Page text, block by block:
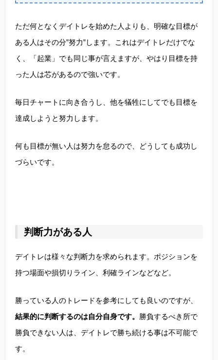
ただ何となくデイトレを始めた人よりも、明確な目標が
ある人はその分”努力”します。これはデイトレだけでな
く、「起業」でも同じ事が言えますが、やはり目標を持
った人は芯があるので強いです。
毎日チャートに向き合うし、他を犠牲にしてでも目標を
達成しようと努力します。
何も目標が無い人は努力を怠るので、どうしても成功し
づらいです。
判断力がある人
デイトレは様々な判断力を求められます。ポジションを
持つ場面や損切りライン、利確ラインなどなど。
勝っている人のトレードを参考にしても良いのですが、
結果的に判断するのは自分自身です。 勝負するべき所で
勝負できない人は、デイトレで勝ち続ける事は不可能で
す。